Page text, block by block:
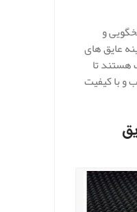
و
عایق های
تا
و با کیفیت